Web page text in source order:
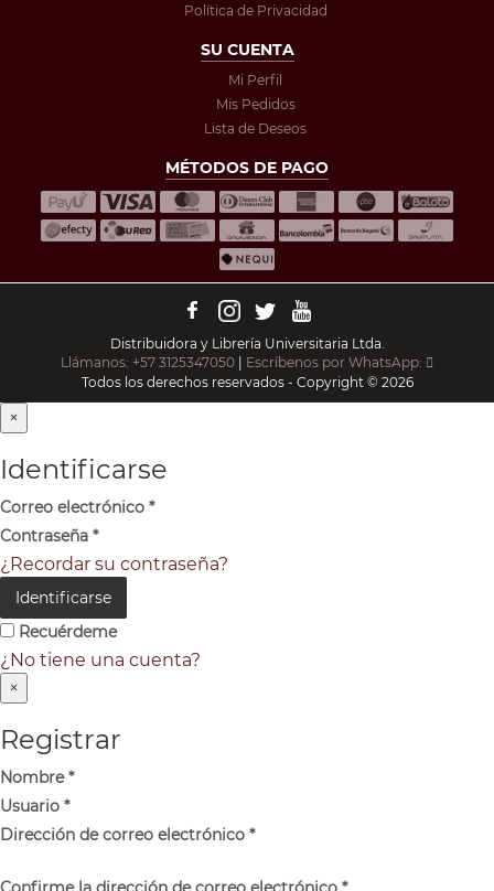
Política de Privacidad
SU CUENTA
Mi Perfil
Mis Pedidos
Lista de Deseos
MÉTODOS DE PAGO
Distribuidora y Librería Universitaria Ltda.
Llámanos: +57 3125347050 | Escríbenos por WhatsApp:
Todos los derechos reservados - Copyright © 2026
×
Identificarse
Correo electrónico *
Contraseña *
¿Recordar su contraseña?
Identificarse
Recuérdeme
¿No tiene una cuenta?
×
Registrar
Nombre*
Usuario *
Dirección de correo electrónico *